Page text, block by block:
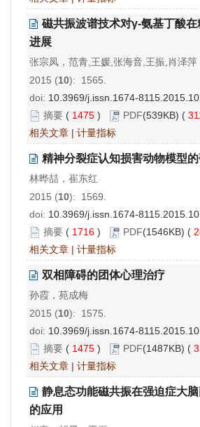
磁共振波谱技术对γ-氨基丁酸
进展
张宗凤，范青,王媛,张海音,王振,肖泽萍
2015 (10): 1565.
doi: 10.3969/j.issn.1674-
摘要 ( 1475 ) PDF(539KB) (
相关文章 | 计量指标
精神分裂症认知损害动物模型
林晔喆，崔东红
2015 (10): 1569.
doi: 10.3969/j.issn.1674-
摘要 ( 1716 ) PDF(1546KB) (
相关文章 | 计量指标
双相障碍的团体心理治疗
孙霞，苑成梅
2015 (10): 1575.
doi: 10.3969/j.issn.1674-
摘要 ( 1475 ) PDF(1487KB) (
相关文章 | 计量指标
静息态功能磁共振在强迫症大
的应用